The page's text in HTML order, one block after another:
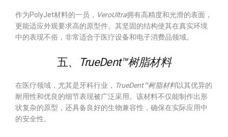
作为PolyJet材料的一员， VeroUltra拥有高精度和光滑的表面，
更能适应外观要求高的原型件。其坚固的结构使其在真实环境
中的表现不俗，非常适合于医疗设备和电子消费品领域。
五、 TrueDent™树脂材料
在医疗领域，尤其是牙科行业， TrueDent™树脂材料以其优异的
耐用性和优良的细节表现被广泛采用。该材料不仅能制作出形
状复杂的原型，还具备良好的生物兼容性，确保在实际应用中
的安全性。